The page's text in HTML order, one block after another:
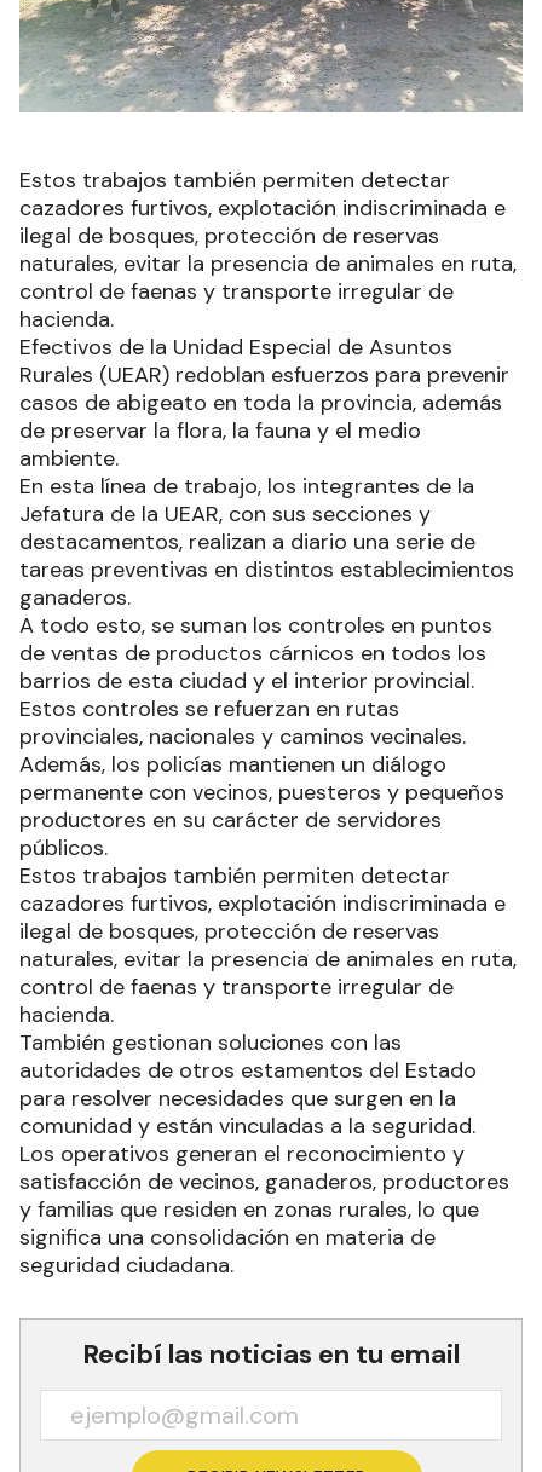
Estos trabajos también permiten detectar
cazadores furtivos, explotación indiscriminada e
ilegal de bosques, protección de reservas
naturales, evitar la presencia de animales en ruta,
control de faenas y transporte irregular de
hacienda.
Efectivos de la Unidad Especial de Asuntos
Rurales (UEAR) redoblan esfuerzos para prevenir
casos de abigeato en toda la provincia, además
de preservar la flora, la fauna y el medio
ambiente.
En esta línea de trabajo, los integrantes de la
Jefatura de la UEAR, con sus secciones y
destacamentos, realizan a diario una serie de
tareas preventivas en distintos establecimientos
ganaderos.
A todo esto, se suman los controles en puntos
de ventas de productos cárnicos en todos los
barrios de esta ciudad y el interior provincial.
Estos controles se refuerzan en rutas
provinciales, nacionales y caminos vecinales.
Además, los policías mantienen un diálogo
permanente con vecinos, puesteros y pequeños
productores en su carácter de servidores
públicos.
Estos trabajos también permiten detectar
cazadores furtivos, explotación indiscriminada e
ilegal de bosques, protección de reservas
naturales, evitar la presencia de animales en ruta,
control de faenas y transporte irregular de
hacienda.
También gestionan soluciones con las
autoridades de otros estamentos del Estado
para resolver necesidades que surgen en la
comunidad y están vinculadas a la seguridad.
Los operativos generan el reconocimiento y
satisfacción de vecinos, ganaderos, productores
y familias que residen en zonas rurales, lo que
significa una consolidación en materia de
seguridad ciudadana.
Recibí las noticias en tu email